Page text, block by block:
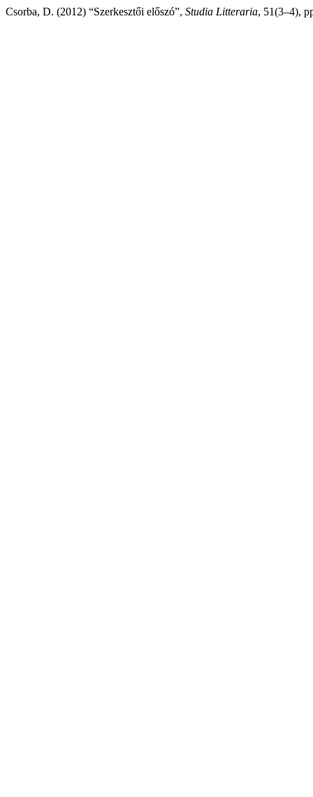
Csorba, D. (2012) “Szerkesztői előszó”, Studia Litteraria, 51(3–4),